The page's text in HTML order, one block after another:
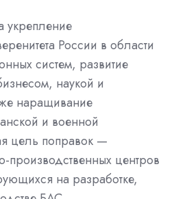
укрепление
России в области
систем, развитие
наукой и
наращивание
и военной
цель поправок —
производственных центров
на разработке,